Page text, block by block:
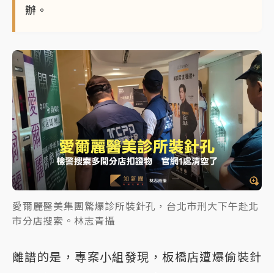
辦。
愛爾麗醫美集團驚爆診所裝針孔，台北市刑大下午赴北
市分店搜索。林志青攝
離譜的是，專案小組發現，板橋店遭爆偷裝針